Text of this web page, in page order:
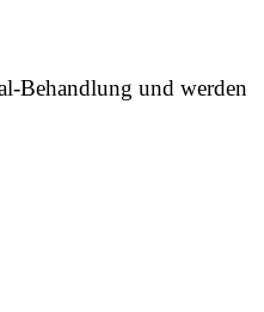
Behandlung und werden